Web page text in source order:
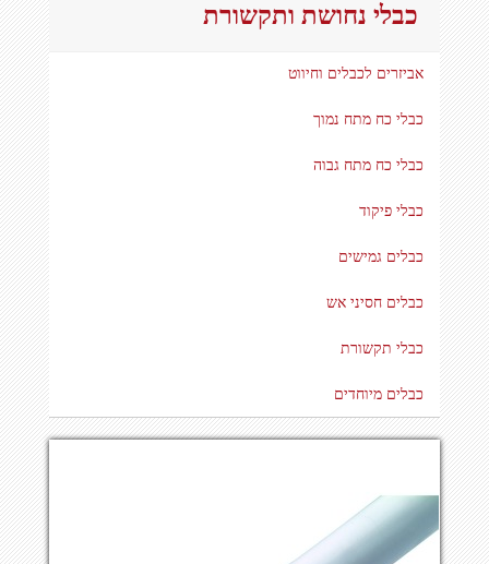
כבלי נחושת ותקשורת
אביזרים לכבלים וחיווט
כבלי כח מתח נמוך
כבלי כח מתח גבוה
כבלי פיקוד
כבלים גמישים
כבלים חסיני אש
כבלי תקשורת
כבלים מיוחדים